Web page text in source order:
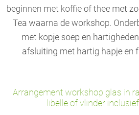
beginnen met koffie of thee met
Tea waarna de workshop.
met kopje soep en
afsluiting met hartig hapje en
Arrangement workshop glas in
libelle of vlinder inclus